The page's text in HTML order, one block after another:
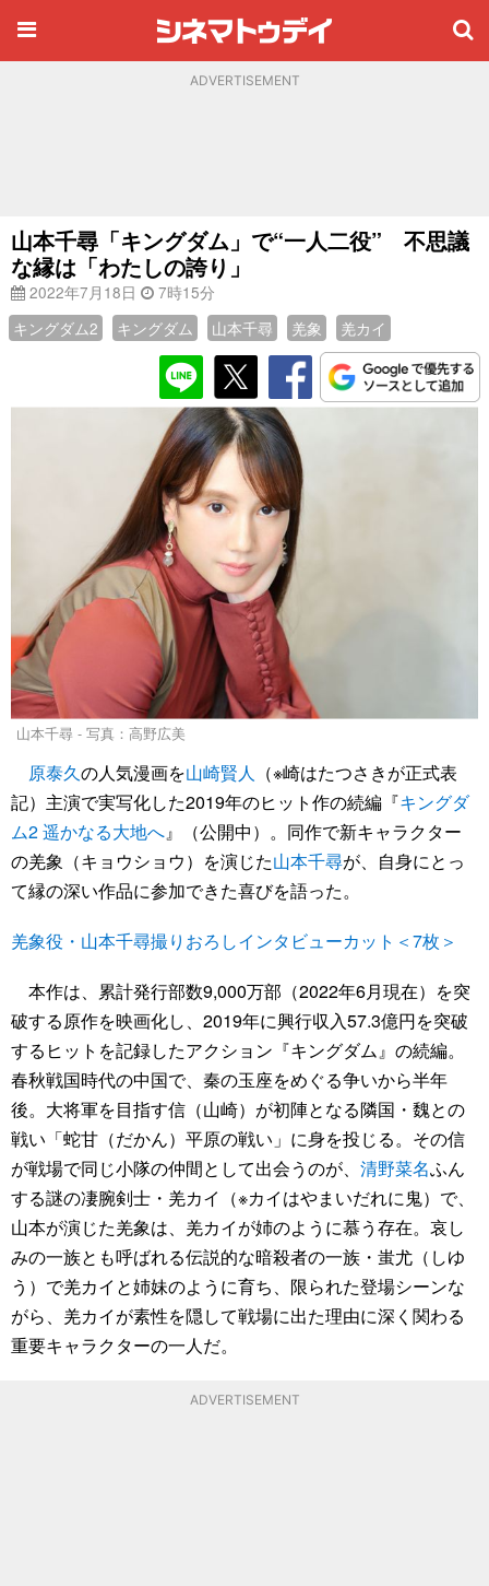
ADVERTISEMENT
山本千尋「キングダム」で“一人二役” 不思議
な縁は「わたしの誇り」
2022年7月18日
7時15分
キングダム2
キングダム 山本千尋 羌象 羌カイ
山本千尋 - 写真：高野広美
原泰久の人気漫画を山崎賢人 （※崎はたつさきが正式表
記）主演で実写化した2019年のヒット作の続編『キングダ
ム2 遥かなる大地へ』（公開中）。同作で新キャラクター
の羌象（キョウショウ）を演じた山本千尋が、自身にとっ
て縁の深い作品に参加できた喜びを語った。
羌象役・山本千尋撮りおろしインタビューカット＜7枚＞
本作は、累計発行部数9,000万部（2022年6月現在）を突
破する原作を映画化し、2019年に興行収入57.3億円を突破
するヒットを記録したアクション『キングダム』の続編。
春秋戦国時代の中国で、秦の玉座をめぐる争いから半年
後。大将軍を目指す信（山崎）が初陣となる隣国・魏との
戦い「蛇甘（だかん）平原の戦い」に身を投じる。その信
が戦場で同じ小隊の仲間として出会うのが、 清野菜名ふん
する謎の凄腕剣士・羌カイ（※カイはやまいだれに鬼）で、
山本が演じた羌象は、羌カイが姉のように慕う存在。哀し
みの一族とも呼ばれる伝説的な暗殺者の一族・蚩尤（しゆ
う）で羌カイと姉妹のように育ち、限られた登場シーンな
がら、羌カイが素性を隠して戦場に出た理由に深く関わる
重要キャラクターの一人だ。
ADVERTISEMENT